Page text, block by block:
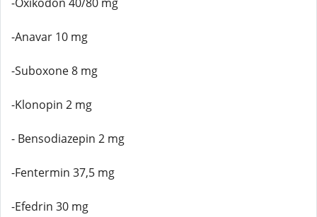
-Anavar 10 mg
-Suboxone 8 mg
-Klonopin 2 mg
- Bensodiazepin 2 mg
-Fentermin 37,5 mg
-Efedrin 30 mg